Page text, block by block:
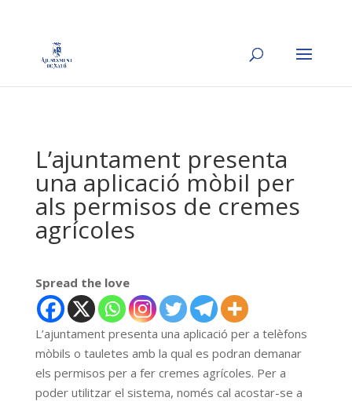
L’ajuntament presenta
una aplicació mòbil per
als permisos de cremes
agrícoles
Spread the love
L’ajuntament presenta una aplicació per a telèfons
mòbils o tauletes amb la qual es podran demanar
els permisos per a fer cremes agrícoles. Per a
poder utilitzar el sistema, només cal acostar-se a